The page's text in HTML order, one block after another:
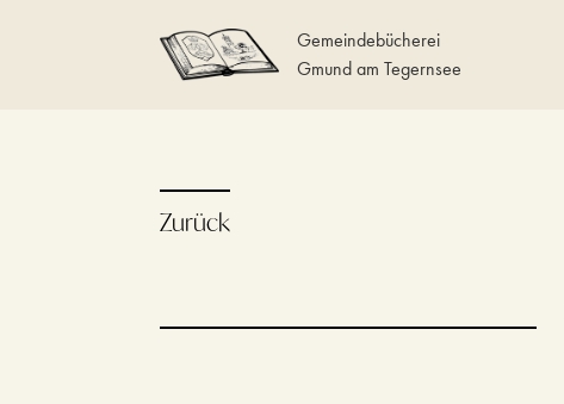
Gemeindebücherei
Gmund am Tegernsee
Zurück